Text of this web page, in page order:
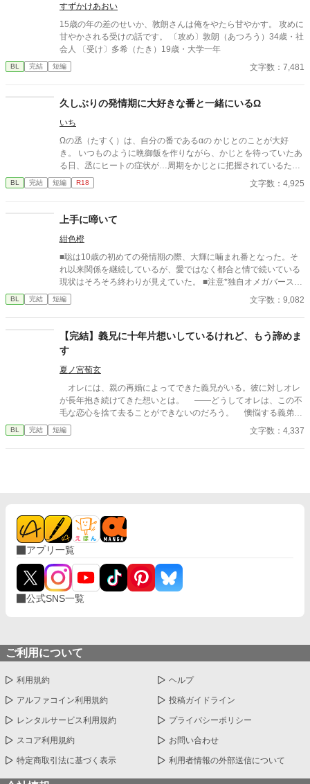
すずかけあおい
15歳の年の差のせいか、敦朗さんは俺をやたら甘やかす。 攻めに
甘やかされる受けの話です。 〔攻め〕敦朗（あつろう）34歳・社
会人 〔受け〕多希（たき）19歳・大学一年
BL 完結 短編 文字数：7,481
久しぶりの発情期に大好きな番と一緒にいるΩ
いち
Ωの丞（たすく）は、自分の番であるαの かじとのことが大好
き。 いつものように晩御飯を作りながら、かじとを待っていたあ
る日、丞にヒートの症状が…周期をかじとに把握されているた
め、万全の用意をされるが恥ずかしさから否定的にな。しかし丞
の症状は止まらなくなってしまう。Ωがよしよしされる短編で
BL 完結 短編 R18 文字数：4,925
上手に啼いて
紺色橙
■聡は10歳の初めての発情期の際、大輝に噛まれ番となった。そ
れ以来関係を継続しているが、愛ではなく都合と情で続いている
現状はそろそろ終わりが見えていた。 ■注意*独自オメガバース設
定。■『それは愛か本能か』と同じ世界設定です。関係は一切な
し。
BL 完結 短編 文字数：9,082
【完結】義兄に十年片想いしているけれど、もう諦めま
す
夏ノ宮萄玄
オレには、親の再婚によってできた義兄がいる。彼に対しオレ
が長年抱き続けてきた想いとは。 ――どうしてオレは、この不
毛な恋心を捨て去ることができないのだろう。 懊悩する義弟の
桧理（かいり）に訪れた終わり。 義兄×義弟。美形で穏やかな
社会人義兄と、つい先日まで高校生だった少しマイナス思考の義
BL 完結 短編 文字数：4,337
アプリ一覧
公式SNS一覧
ご利用について
利用規約 ヘルプ
アルファコイン利用規約 投稿ガイドライン
レンタルサービス利用規約 プライバシーポリシー
スコア利用規約 お問い合わせ
特定商取引法に基づく表示 利用者情報の外部送信について